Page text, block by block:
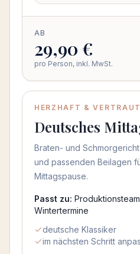
AB
29,90 €
pro Person, inkl. MwSt.
HERZHAFT & VERTRAUT
Deutsches
Braten- und
und passenden Beilagen
Mittagspause.
Passt zu:
Wintertermine
deutsche Klassiker
im nächsten Schritt